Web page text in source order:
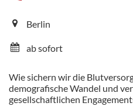
Berlin
ab sofort
Wie sichern wir die
demografische Wandel und
gesellschaftlichen